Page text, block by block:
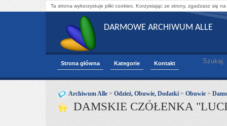
Ta strona wykorzystuje pliki cookies. Korzystając ze strony, zgadzasz się
DARMOWE ARCHIWUM ALLE
Strona główna Kategorie Kontakt Szukaj:
Archiwum Alle > Odzież, Obuwie, Dodatki > Obuwie >
DAMSKIE CZÓŁENKA